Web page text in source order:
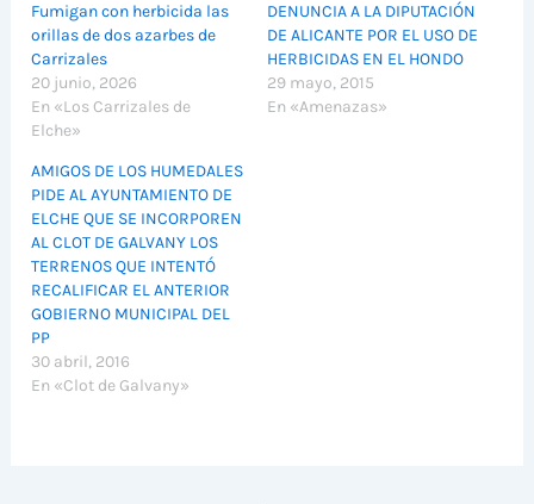
Fumigan con herbicida las
orillas de dos azarbes de
Carrizales
20 junio, 2026
En «Los Carrizales de
Elche»
DENUNCIA A LA DIPUTACIÓN
DE ALICANTE POR EL USO DE
HERBICIDAS EN EL HONDO
29 mayo, 2015
En «Amenazas»
AMIGOS DE LOS HUMEDALES
PIDE AL AYUNTAMIENTO DE
ELCHE QUE SE INCORPOREN
AL CLOT DE GALVANY LOS
TERRENOS QUE INTENTÓ
RECALIFICAR EL ANTERIOR
GOBIERNO MUNICIPAL DEL
PP
30 abril, 2016
En «Clot de Galvany»